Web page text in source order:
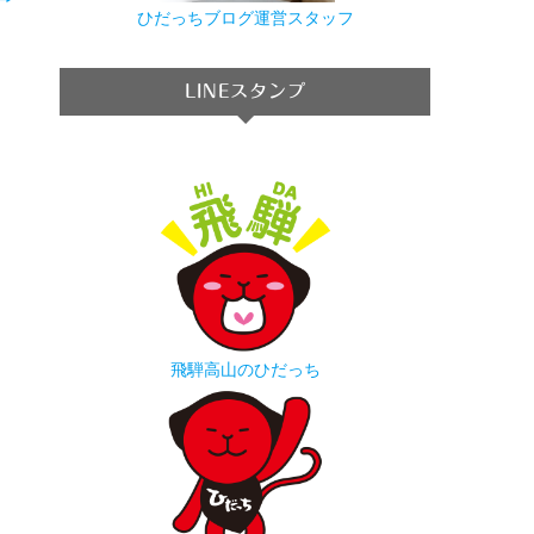
ひだっちブログ運営スタッフ
LINEスタンプ
飛騨高山のひだっち